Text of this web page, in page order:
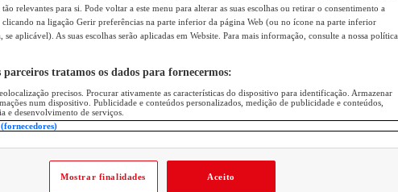
relevantes para si. Pode voltar a este menu para alterar as suas escolhas ou retirar o consentimento a
na ligação Gerir preferências na parte inferior da página Web (ou no ícone na parte inferior
se aplicável). As suas escolhas serão aplicadas em Website. Para mais informação, consulte a nossa política
parceiros tratamos os dados para fornecermos:
precisos. Procurar ativamente as características do dispositivo para identificação. Armazenar
num dispositivo. Publicidade e conteúdos personalizados, medição de publicidade e conteúdos,
e desenvolvimento de serviços.
Mostrar finalidades Aceito